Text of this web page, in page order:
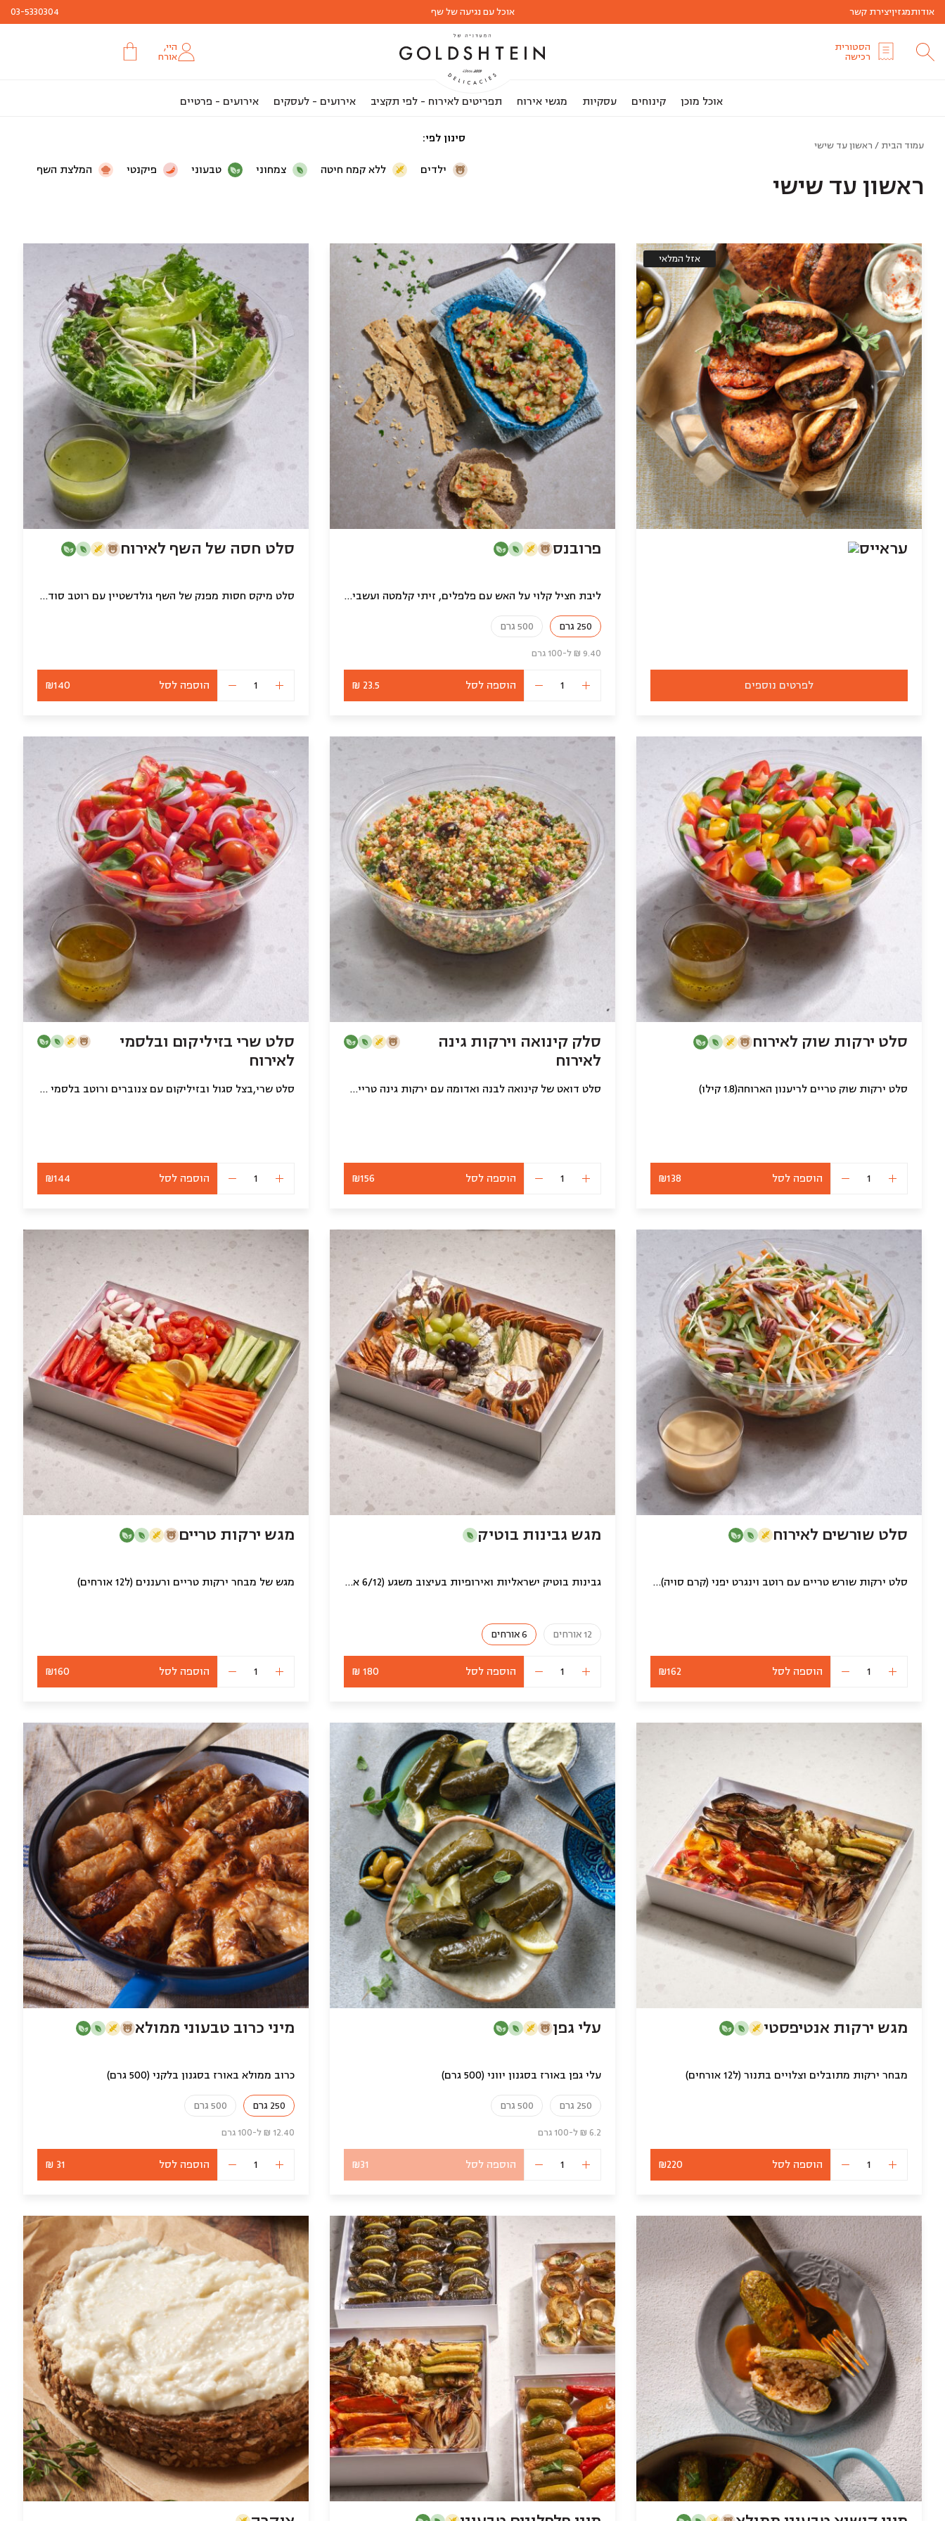
03-5330304 אוכל עם נגיעה של שף אודותמגזיןיצירת קשר
היי,
אורח
הסטורית
רכישה
אוכל מוכן קינוחים עסקיות מגשי אירוח תפריטים לאירוח - לפי תקציב אירועים - לעסקים אירועים - פרטיים
עמוד הבית / ראשון עד שישי
ראשון עד שישי
סינון לפי
ילדים ללא קמח חיטה צמחוני טבעוני פיקנטי המלצת השף
אזל המלאי
עראייס
לפרטים נוספים
פרובנס
ליבת חציל קלוי על האש עם פלפלים, זיתי קלמטה ועשבי תיבול
250 גרם 500 גרם
9.40 ₪ ל-100 גרם
כמות
של
הוספה לסל 23.5 ₪
סלט חסה של השף לאירוח
סלט מיקס חסות מפנק של השף גולדשטיין עם רוטב סודי (1.5 קילו)
כמות
של
של
השף
לאירוח
הוספה לסל ₪140
סלט ירקות שוק לאירוח
סלט ירקות שוק טריים לריענון הארוחה(1.8 קילו)
כמות
של
שוק
לאירוח
הוספה לסל ₪138
סלק קינואה וירקות גינה
לאירוח
סלט דואט של קינואה לבנה ואדומה עם ירקות גינה טריים וזתי קלמטה חצופים (2 קילו)
כמות
של
וירקות
לאירוח
הוספה לסל ₪156
סלט שרי בזיליקום ובלסמי
לאירוח
סלט שרי,בצל סגול ובזיליקום עם צנוברים ורוטב בלסמי (1.8 קילו)
כמות
של
בזיליקום
ובלסמי
הוספה לסל ₪144
סלט שורשים לאירוח
סלט ירקות שורש טריים עם רוטב וינגרט יפני (קרם סויה)ופקנים (כ-1 קילו)
כמות
של
לאירוח
הוספה לסל ₪162
מגש גבינות בוטיק
גבינות בוטיק ישראליות ואירופיות בעיצוב משגע (6/12 אורחים)
12 אורחים 6 אורחים
כמות
של
בוטיק
הוספה לסל 180 ₪
מגש ירקות טריים
מגש של מבחר ירקות טריים ורעננים (ל12 אורחים)
כמות
של
טריים
הוספה לסל ₪160
מגש ירקות אנטיפסטי
מבחר ירקות מתובלים וצלויים בתנור (ל12 אורחים)
כמות
של
אנטיפסטי
הוספה לסל ₪220
עלי גפן
עלי גפן באורז בסגנון יווני (500 גרם)
250 גרם 500 גרם
6.2 ₪ ל-100 גרם
כמות
של
הוספה לסל ₪31
מיני כרוב טבעוני ממולא
כרוב ממולא באורז בסגנון בלקני (500 גרם)
250 גרם 500 גרם
12.40 ₪ ל-100 גרם
כמות
של
טבעוני
ממולא
הוספה לסל 31 ₪